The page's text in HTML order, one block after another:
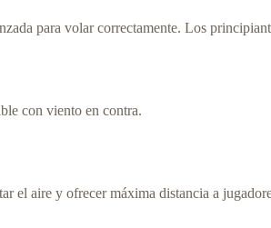
para volar correctamente. Los
con viento en contra.
el aire y ofrecer máxima distancia a